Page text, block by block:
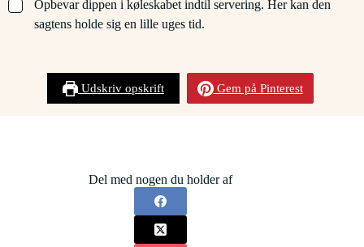
▢
Opbevar dippen i køleskabet indtil servering. Her kan den
sagtens holde sig en lille uges tid.
Udskriv opskrift Gem på Pinterest
Del med nogen du holder af